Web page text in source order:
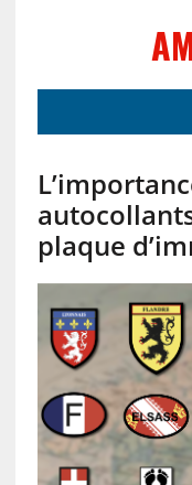
plaque